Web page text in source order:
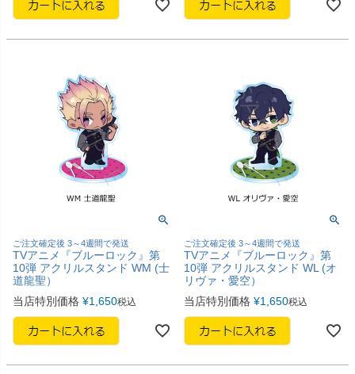
ご注文確定後 3～4週間で発送
TVアニメ『ブルーロック』第
10弾 アクリルスタンド WM (士
道龍聖）
当店特別価格 ¥1,650税込
ご注文確定後 3～4週間で発送
TVアニメ『ブルーロック』第
10弾 アクリルスタンド WL (オ
リヴァ・愛空）
当店特別価格 ¥1,650税込